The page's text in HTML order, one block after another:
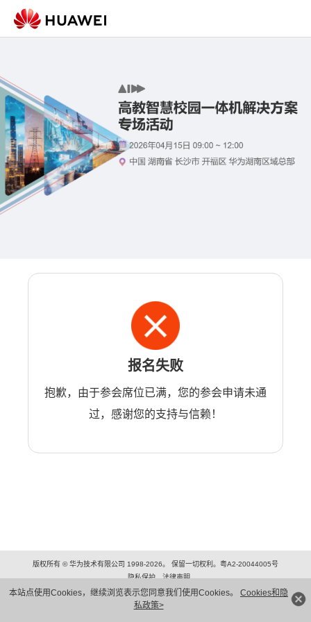
本站点使用Cookies，继续浏览表示您同意我们使用Cookies。 Cookies和隐
私政策>
报名失败
抱歉，由于参会席位已满，您的参会申请未通
过，感谢您的支持与信赖！
版权所有 © 华为技术有限公司 1998-2026。 保留一切权利。粤A2-20044005号
隐私保护
法律声明